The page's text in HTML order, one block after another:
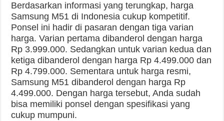
Berdasarkan informasi yang terungkap, harga
Samsung M51 di Indonesia cukup kompetitif.
Ponsel ini hadir di pasaran dengan tiga varian
harga. Varian pertama dibanderol dengan harga
Rp 3.999.000. Sedangkan untuk varian kedua dan
ketiga dibanderol dengan harga Rp 4.499.000 dan
Rp 4.799.000. Sementara untuk harga resmi,
Samsung M51 dibanderol dengan harga Rp
4.499.000. Dengan harga tersebut, Anda sudah
bisa memiliki ponsel dengan spesifikasi yang
cukup mumpuni.